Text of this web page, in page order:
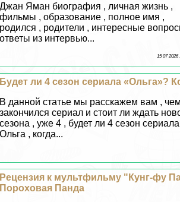
Джан Яман биография , личная жизнь ,
фильмы , образование , полное имя ,
родился , родители , интересные
ответы из интервью...
15 07 2026
Будет ли 4 сезон сериала «Ольга»?
В данной статье мы расскажем вам , чем
закончился сериал и стоит ли ждать
сезона , уже 4 , будет ли 4 сезон сериала
Ольга , когда...
Рецензия к мультфильму "Кунг-фу
Пороховая Панда